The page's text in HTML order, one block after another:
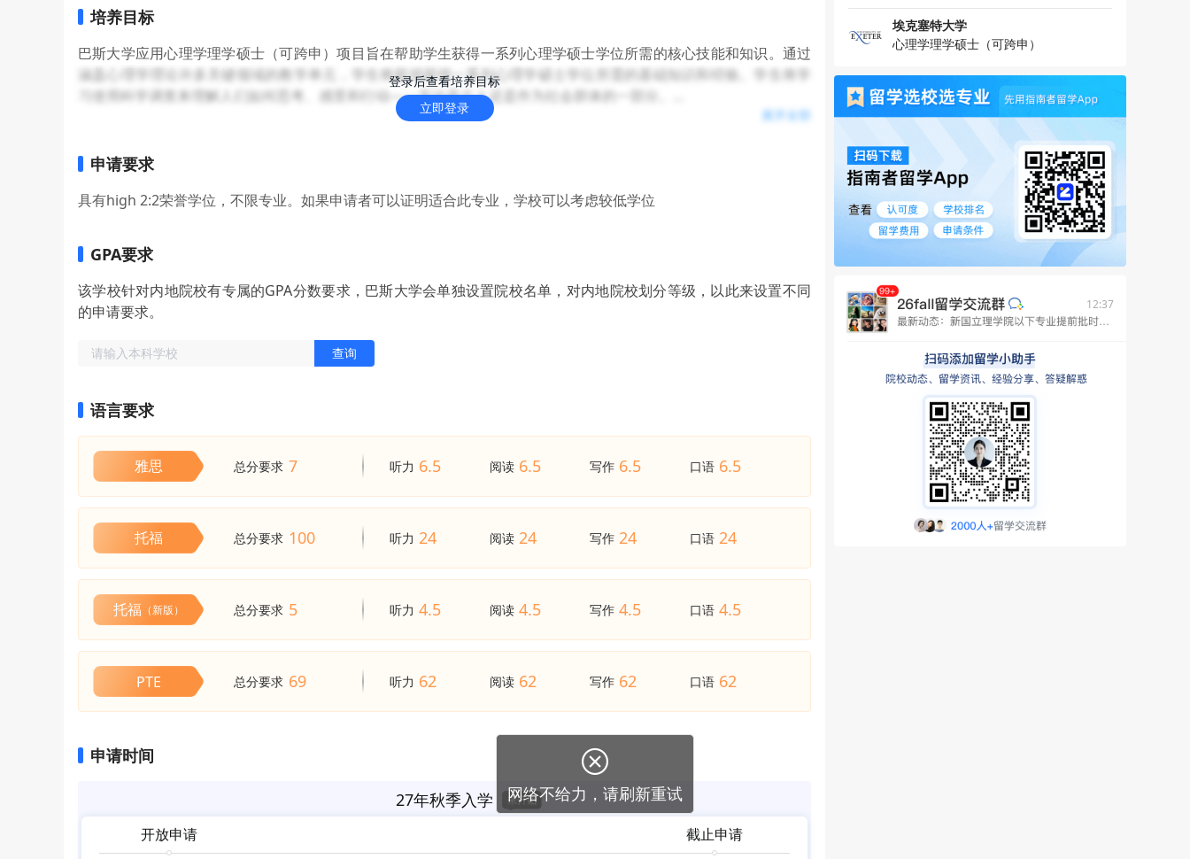
登录后查看培养目标
立即登录
培养目标
巴斯大学应用心理学理学硕士（可跨申）项目旨在帮助学生获得一系列心理学硕士学位所需的核心技能和知识。通过
涵盖心理学理论许多关键领域的教学单元，学生将获得获得一系列心理学硕士学位所需的基础知识和经验。学生将学
习使用科学调查来理解人们如何思考、感受和行动——无论是个人还是作为社会群体的一部分。
展开全部
申请要求
具有high 2:2荣誉学位，不限专业。如果申请者可以证明适合此专业，学校可以考虑较低学位
GPA要求
该学校针对内地院校有专属的GPA分数要求，巴斯大学会单独设置院校名单，对内地院校划分等级，以此来设置不同
的申请要求。
查询
语言要求
雅思 总分要求 7 听力 6.5 阅读 6.5 写作 6.5 口语 6.5
托福 总分要求 100 听力 24 阅读 24 写作 24 口语 24
托福（新版） 总分要求 5 听力 4.5 阅读 4.5 写作 4.5 口语 4.5
PTE 总分要求 69 听力 62 阅读 62 写作 62 口语 62
申请时间
27年秋季入学
开放申请 截止申请
埃克塞特大学
心理学理学硕士（可跨申）
12:37